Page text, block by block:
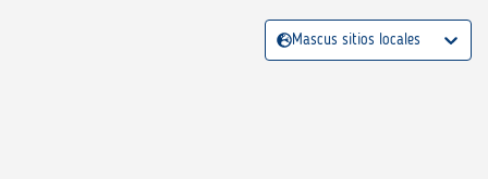
Mascus sitios locales